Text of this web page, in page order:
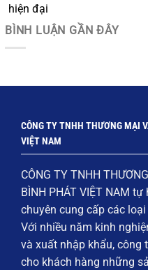
hiện đại
BÌNH LUẬN GẦN ĐÂY
CÔNG TY TNHH THƯƠNG MẠI
VIỆT NAM
CÔNG TY TNHH
BÌNH PHÁT VIỆT NAM tự
chuyên cung cấp các loại
Với nhiều năm kinh
và xuất nhập khẩu, công
cho khách hàng những